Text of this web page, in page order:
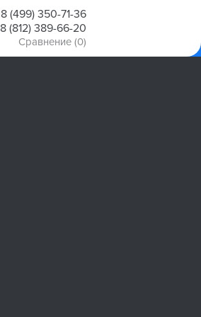
8 (499) 350-71-36
8 (812) 389-66-20
Сравнение (0)